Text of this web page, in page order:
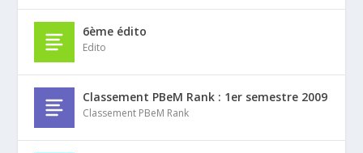
6ème édito
Edito
Classement PBeM Rank : 1er semestre 2009
Classement PBeM Rank